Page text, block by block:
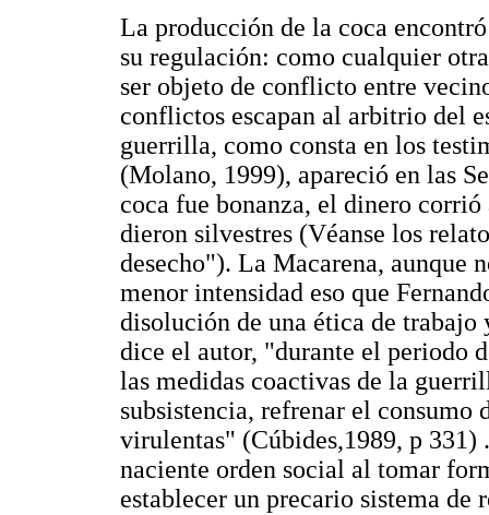
La producción de la coca
su regulación: como cualquier
ser objeto de conflicto entre
conflictos escapan al arbitrio del
guerrilla, como consta en los
(Molano, 1999), apareció en las
coca fue bonanza, el dinero
dieron silvestres (Véanse los
desecho"). La Macarena, aunque
menor intensidad eso que
disolución de una ética de
dice el autor, "durante el periodo
las medidas coactivas de la
subsistencia, refrenar el consumo
virulentas" (Cúbides,1989, p
naciente orden social al tomar
establecer un precario sistema de